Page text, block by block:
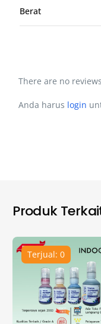
Berat
There are no
Anda harus login
Produk
Terjual: 0